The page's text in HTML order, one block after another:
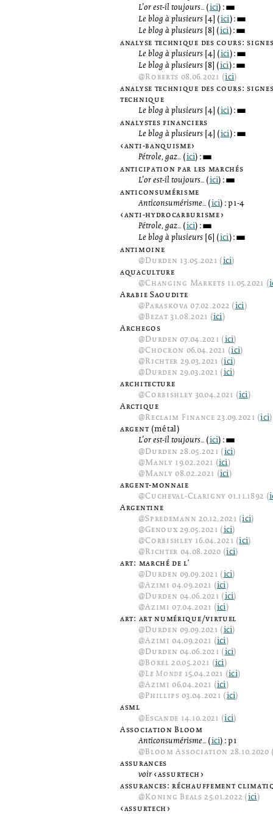
L’or est-il toujours... (ici):3
Le blog à plusieurs [4] (ici):3
Le blog à plusieurs [8] (ici):3
analyse technique des cours:
Le blog à plusieurs [4] (ici):3
Le blog à plusieurs [8] (ici):3
@Roberts 08.06.2021 (ici)
analyse technique des cours:
technique
Le blog à plusieurs [4] (ici):3
analystes financiers
Le blog à plusieurs [4] (ici):3
‹anti-banquisme›
Pétrole, gaz... (ici):3
anticipation par les marchés
L’or est-il toujours... (ici):3
anticonsumérisme
Anticonsumérisme... (ici): p1-4
‹anti-hydrocarburisme›
Pétrole, gaz... (ici):3
Le blog à plusieurs [6] (ici):3
antimoine
@Durden 13.05.2021 (ici)
aquaculture
@Changing Markets 11.05.2021 (
Arabie Saoudite
@Paraskova 07.02.2022 (ici)
@Bezat 31.08.2021 (ici)
Archegos
@Durden 07.04.2021 (ici)
@Chocron 06.04.2021 (ici)
@Richter 29.03.2021 (ici)
@Durden29.03.2021 (ici)
architecture
@Corbishley 30.04.2021 (ici)
Arctique
@Reclaim Finance 23.09.2021 (ici)
argent (métal)
L’or est-il toujours... (ici):3
@Durden28.05.2021 (ici)
@Manly 19.02.2021 (ici)
@Manly 08.02.2021 (ici)
argent-monnaie
@Cucheval-Clarigny 01.11.1892 (
Argentine
@Spredemann 20.12.2021 (ici)
@Genoux29.05.2021 (ici)
@Corbishley 16.04.2021 (ici)
@Richter 04.08.2020 (ici)
art: marché de l'
@Durden 09.09.2021 (ici)
@Azimi 04.09.2021 (ici)
@Durden 04.06.2021 (ici)
@Azimi 07.04.2021 (ici)
art: art numérique/virtuel
@Durden 09.09.2021 (ici)
@Azimi 04.09.2021 (ici)
@Durden 04.06.2021 (ici)
@Borel20.05.2021 (ici)
@Le Monde 15.04.2021 (ici)
@Azimi 06.04.2021 (ici)
@Phillips 03.04.2021 (ici)
asml
@Escande 14.10.2021 (ici)
Association Bloom
Anticonsumérisme... (ici): p1
@Bloom Association 28.10.2020
assurances
voir ‹assurtech›
assurances: réchauffement
@Koning Beals25.01.2022 (ici)
‹assurtech›